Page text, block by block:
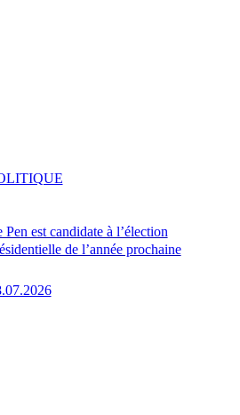
Pen est candidate à l’élection
de l’année prochaine